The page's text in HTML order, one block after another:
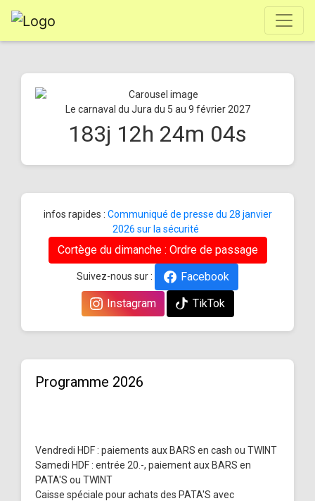
Le carnaval du Jura du 5 au 9 février 2027
183j 12h 24m 04s
infos rapides : Communiqué de presse du 28 janvier
2026 sur la sécurité
Cortège du dimanche : Ordre de passage
Suivez-nous sur :
Facebook
Instagram
TikTok
Programme 2026
Vendredi HDF : paiements aux BARS en cash ou TWINT
Samedi HDF : entrée 20.-, paiement aux BARS en
PATA'S ou TWINT
Caisse spéciale pour achats des PATA'S avec